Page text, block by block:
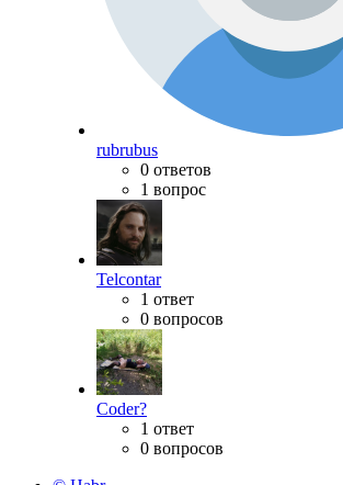
rubrubus
0 ответов
1 вопрос
Telcontar
1 ответ
0 вопросов
Coder?
1 ответ
0 вопросов